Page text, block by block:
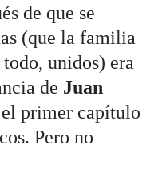
de que se
(que la familia
unidos) era
de Juan
el primer capítulo
Pero no